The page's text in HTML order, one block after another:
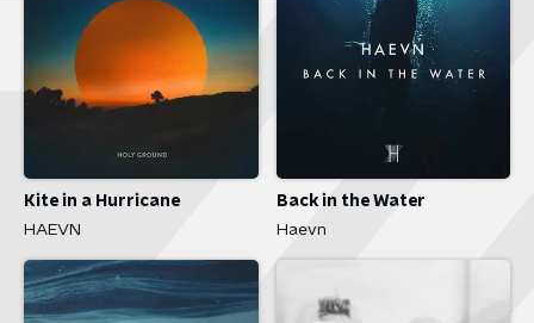
Kite in a Hurricane
HAEVN
Back in the Water
Haevn